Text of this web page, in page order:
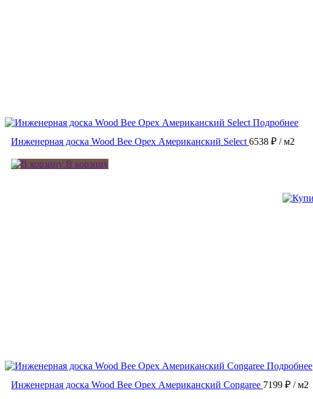
Подробнее
Инженерная доска Wood Bee Орех Американский Select 6538 ₽ / м2
В корзину
Подробнее
Инженерная доска Wood Bee Орех Американский Congaree 7199 ₽ / м2